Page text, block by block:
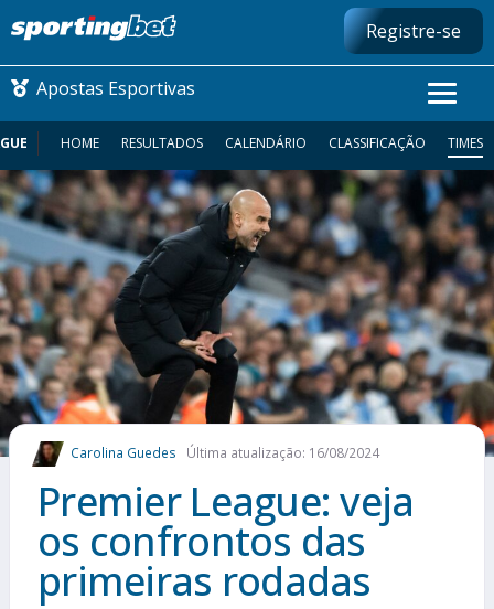
Registre-se
Apostas Esportivas
CONMEBOL LIBERTADORES
FUTEBOL NACIONAL
FUTEBOL INTERNACIONAL
COMO APOSTAR
MAIS ESPORTES
HOME RESULTADOS CALENDÁRIO CLASSIFICAÇÃO TIMES
Carolina Guedes Última atualização: 16/08/2024
Premier League: veja
os confrontos das
primeiras rodadas